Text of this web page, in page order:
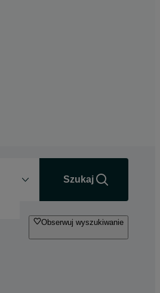
Szukaj
Obserwuj wyszukiwanie